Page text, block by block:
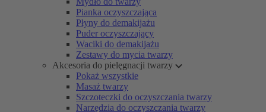
Pianka oczyszczająca
Płyny do demakijażu
Puder oczyszczający
Waciki do demakijażu
Zestawy do mycia twarzy
Akcesoria do pielęgnacji twarzy
Pokaż wszystkie
Masaż twarzy
Szczoteczki do oczyszczania twarzy
Narzędzia do oczyszczania twarzy